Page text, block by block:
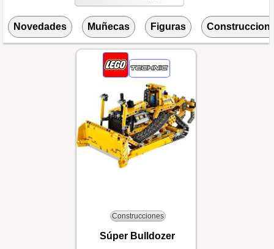
Novedades Muñecas Figuras
Construcciones
Súper Bulldozer